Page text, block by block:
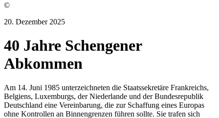
©
20. Dezember 2025
40 Jahre Schengener
Abkommen
Am 14. Juni 1985 unterzeichneten die Staatssekretäre Frankreichs,
Belgiens, Luxemburgs, der Niederlande und der Bundesrepublik
Deutschland eine Vereinbarung, die zur Schaffung eines Europas
ohne Kontrollen an Binnengrenzen führen sollte. Sie trafen sich